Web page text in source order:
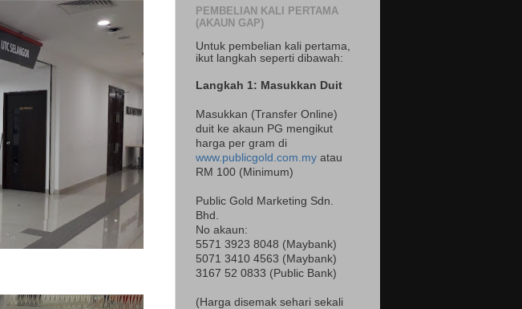
PEMBELIAN KALI PERTAMA
(AKAUN GAP)
Untuk pembelian kali pertama,
ikut langkah seperti dibawah:
Langkah 1: Masukkan Duit
Masukkan (Transfer Online)
duit ke akaun PG mengikut
harga per gram di
www.publicgold.com.my atau
RM 100 (Minimum)
Public Gold Marketing Sdn.
Bhd.
No akaun:
5571 3923 8048 (Maybank)
5071 3410 4563 (Maybank)
3167 52 0833 (Public Bank)
(Harga disemak sehari sekali